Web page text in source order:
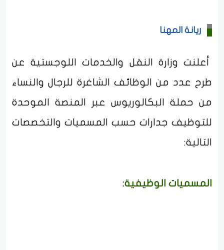
ريانة المهنا
أعلنت وزارة النقل والخدمات اللوجستية عن
طرح عدد من الوظائف الشاغرة للرجال والنساء
من حملة البكالوريوس عبر المنصة الموحدة
للتوظيف جدارات حسب المسميات والتخصصات
التالية:
المسميات الوظيفية: